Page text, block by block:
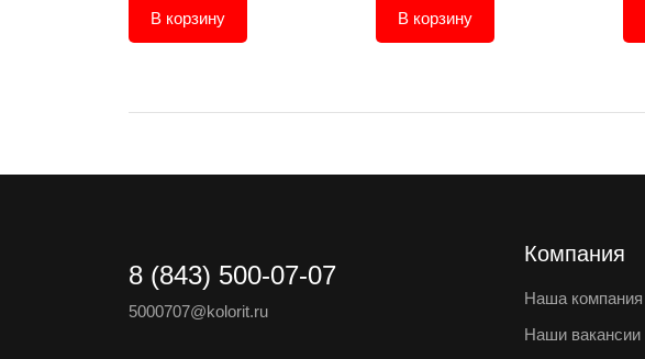
В корзину В корзину
8 (843) 500-07-07
5000707@kolorit.ru
Компания
Наша компания
Наши вакансии